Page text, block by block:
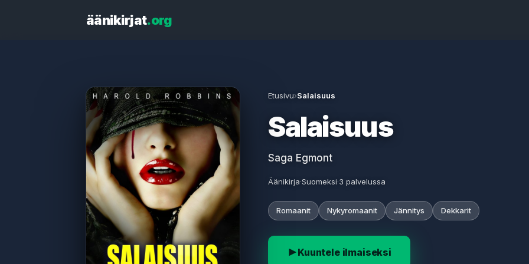
äänikirjat.org
Etusivu›Salaisuus
Salaisuus
Saga Egmont
Äänikirja·Suomeksi·3 palvelussa
Romaanit Nykyromaanit Jännitys Dekkarit
Kuuntele ilmaiseksi